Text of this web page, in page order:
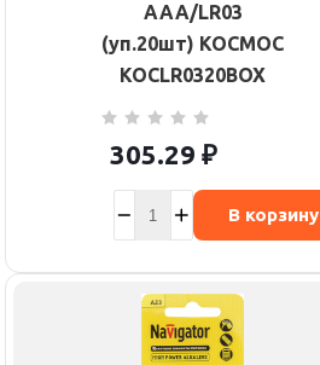
AAA/LR03
(уп.20шт) КОСМОС
KOCLR0320BOX
305.29 ₽
В корзину